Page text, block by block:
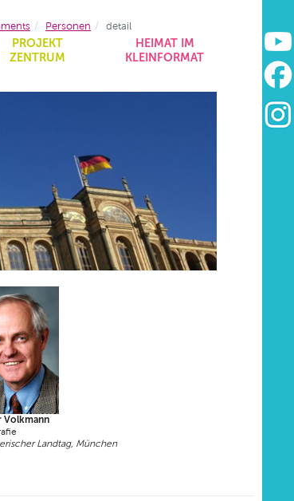
PROJEKT
ZENTRUM
HEIMAT IM
KLEINFORMAT
Personen detail
Volkmann
Landtag, München